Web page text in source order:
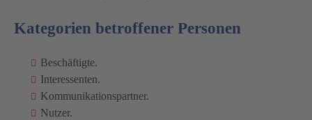
Kategorien betroffener Personen
Beschäftigte.
Interessenten.
Kommunikationspartner.
Nutzer.